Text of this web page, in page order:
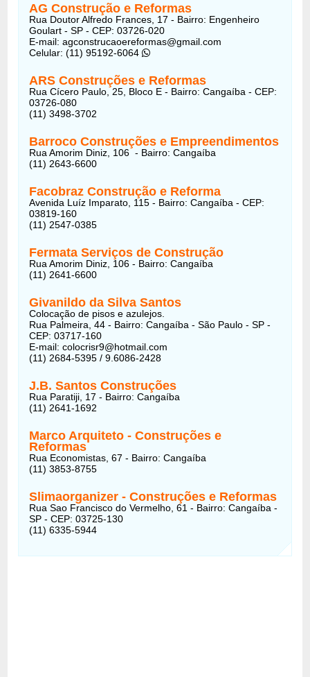
AG Construção e Reformas
Rua Doutor Alfredo Frances, 17 - Bairro: Engenheiro
Goulart - SP - CEP: 03726-020
E-mail:agconstrucaoereformas@gmail.com
Celular: (11) 95192-6064
ARS Construções e Reformas
Rua Cícero Paulo, 25, Bloco E - Bairro: Cangaíba - CEP:
03726-080
(11) 3498-3702
Barroco Construções e Empreendimentos
Rua Amorim Diniz, 106 - Bairro: Cangaíba
(11) 2643-6600
Facobraz Construção e Reforma
Avenida Luíz Imparato, 115 - Bairro: Cangaíba - CEP:
03819-160
(11) 2547-0385
Fermata Serviços de Construção
Rua Amorim Diniz, 106 - Bairro: Cangaíba
(11) 2641-6600
Givanildo da Silva Santos
Colocação de pisos e azulejos.
Rua Palmeira, 44 - Bairro: Cangaíba - São Paulo - SP -
CEP: 03717-160
E-mail:colocrisr9@hotmail.com
(11) 2684-5395 / 9.6086-2428
J.B. Santos Construções
Rua Paratiji, 17 - Bairro: Cangaíba
(11) 2641-1692
Marco Arquiteto - Construções e
Reformas
Rua Economistas, 67 - Bairro: Cangaíba
(11) 3853-8755
Slimaorganizer - Construções e Reformas
Rua Sao Francisco do Vermelho, 61 - Bairro: Cangaíba -
SP - CEP: 03725-130
(11) 6335-5944